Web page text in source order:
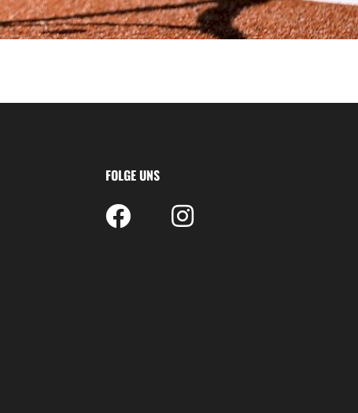
FOLGE UNS